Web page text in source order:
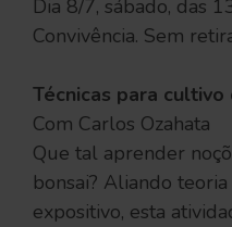
Dia 8/7, sábado, das
Convivência. Sem
Técnicas para cultivo
Com Carlos Ozahata
Que tal aprender
bonsai? Aliando
expositivo, esta